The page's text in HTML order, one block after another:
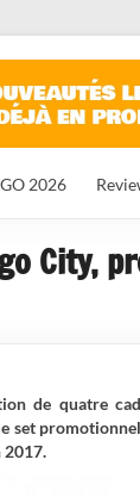
2026
City,
de quatre
set promotionnel